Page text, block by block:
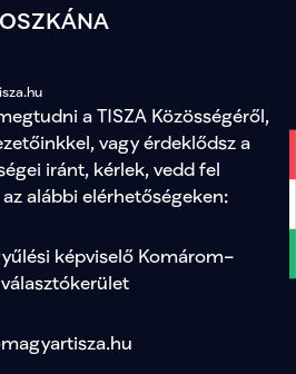
a TISZA Közösségéről,
vagy érdeklődsz a
iránt, kérlek, vedd fel
alábbi elérhetőségeken:
képviselő Komárom–